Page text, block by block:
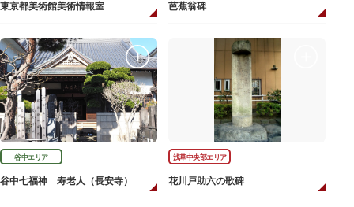
東京都美術館美術情報室 芭蕉翁碑
谷中エリア
谷中七福神 寿老人（長安寺）
浅草中央部エリア
花川戸助六の歌碑